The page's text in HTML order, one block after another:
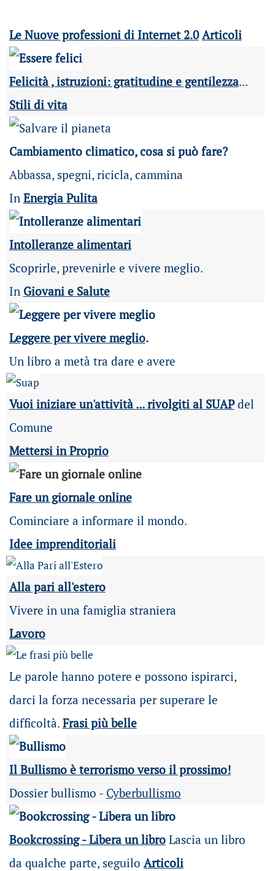
Le Nuove professioni di Internet 2.0 Articoli
Felicità , istruzioni: gratitudine e gentilezza...
Stili di vita
Cambiamento climatico, cosa si può fare?
Abbassa, spegni, ricicla, cammina
In Energia Pulita
Intolleranze alimentari
Scoprirle, prevenirle e vivere meglio.
In Giovani e Salute
Leggere per vivere meglio.
Un libro a metà tra dare e avere
Vuoi iniziare un'attività ... rivolgiti al SUAPdel
Comune
Mettersi in Proprio
Fare un giornale online
Cominciare a informare il mondo.
Idee imprenditoriali
Alla pari all'estero
Vivere in una famiglia straniera
Lavoro
Le parole hanno potere e possono ispirarci,
darci la forza necessaria per superare le
difficoltà. Frasi più belle
Il Bullismo è terrorismo verso il prossimo!
Dossier bullismo - Cyberbullismo
Bookcrossing - Libera un libroLascia un libro
da qualche parte, seguilo Articoli